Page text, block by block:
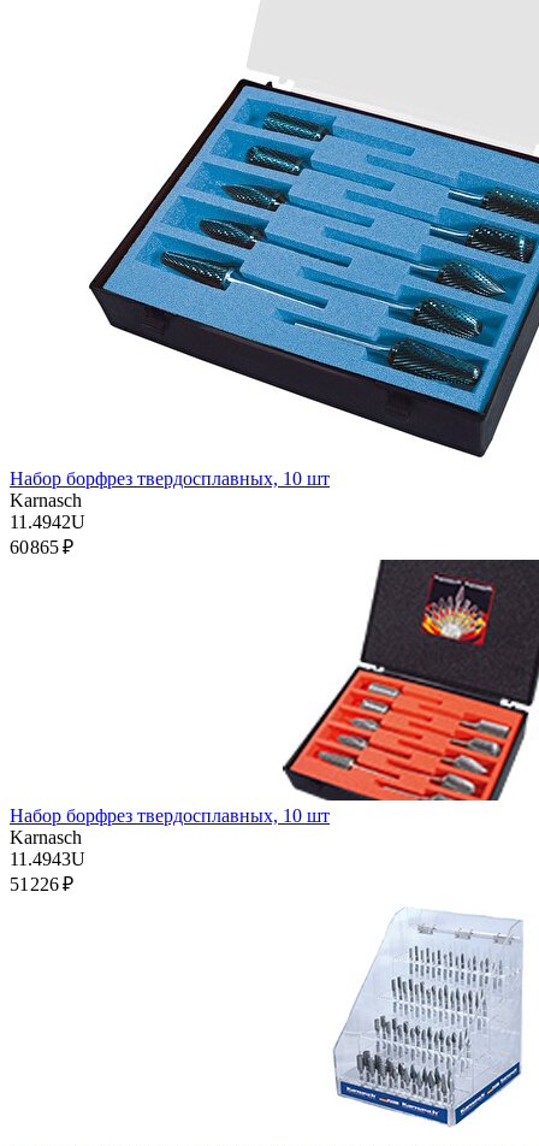
Набор борфрез твердосплавных, 10 шт
Karnasch
11.4942U
60 865 ₽
Набор борфрез твердосплавных, 10 шт
Karnasch
11.4943U
51 226 ₽